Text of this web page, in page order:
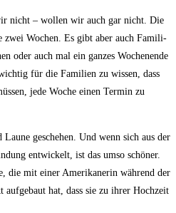
nicht – wol­len wir auch gar nicht. Die
zwei Wochen. Es gibt aber auch Fami­li­
oder auch mal ein gan­zes Wochen­en­de
für die Fami­li­en zu wis­sen, dass
jede Woche einen Ter­min zu
gesche­hen. Und wenn sich aus der
ent­wi­ckelt, ist das umso schö­ner.
die mit einer Ame­ri­ka­ne­rin wäh­rend der
auf­ge­baut hat, dass sie zu ihrer Hoch­zeit